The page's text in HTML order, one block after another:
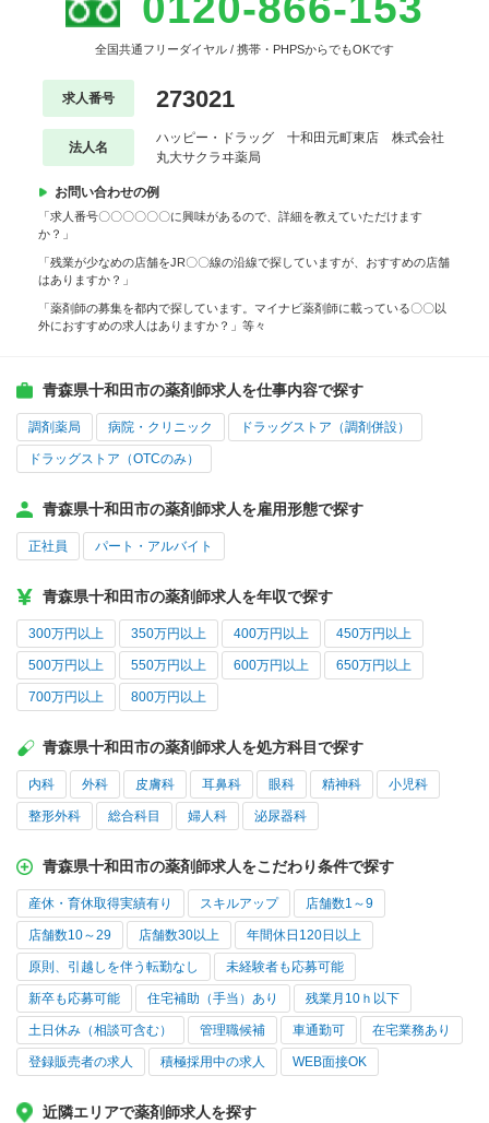
全国共通フリーダイヤル / 携帯・PHPSからでもOKです
求人番号 273021
法人名
ハッピー・ドラッグ 十和田元町東店 株式会社
丸大サクラヰ薬局
お問い合わせの例
「求人番号〇〇〇〇〇〇に興味があるので、詳細を教えていただけます
か？」
「残業が少なめの店舗をJR〇〇線の沿線で探していますが、おすすめの店舗
はありますか？」
「薬剤師の募集を都内で探しています。マイナビ薬剤師に載っている〇〇以
外におすすめの求人はありますか？」等々
青森県十和田市の薬剤師求人を仕事内容で探す
調剤薬局 病院・クリニック ドラッグストア（調剤併設）
ドラッグストア（OTCのみ）
青森県十和田市の薬剤師求人を雇用形態で探す
正社員 パート・アルバイト
青森県十和田市の薬剤師求人を年収で探す
300万円以上 350万円以上 400万円以上 450万円以上
500万円以上 550万円以上 600万円以上 650万円以上
700万円以上 800万円以上
青森県十和田市の薬剤師求人を処方科目で探す
内科 外科 皮膚科 耳鼻科 眼科 精神科 小児科
整形外科 総合科目 婦人科 泌尿器科
青森県十和田市の薬剤師求人をこだわり条件で探す
産休・育休取得実績有り スキルアップ 店舗数1～9
店舗数10～29 店舗数30以上 年間休日120日以上
原則、引越しを伴う転勤なし 未経験者も応募可能
新卒も応募可能 住宅補助（手当）あり 残業月10ｈ以下
土日休み（相談可含む） 管理職候補 車通勤可 在宅業務あり
登録販売者の求人 積極採用中の求人 WEB面接OK
近隣エリアで薬剤師求人を探す